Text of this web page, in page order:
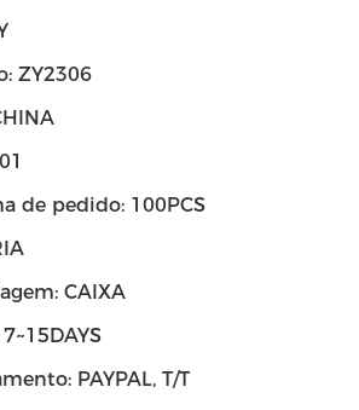
ZY2306
de pedido: 100PCS
CAIXA
PAYPAL, T/T